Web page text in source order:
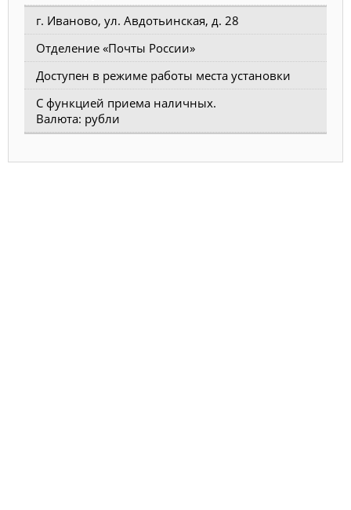
г. Иваново, ул. Авдотьинская, д. 28
Отделение «Почты России»
Доступен в режиме работы места установки
С функцией приема наличных.
Валюта: рубли